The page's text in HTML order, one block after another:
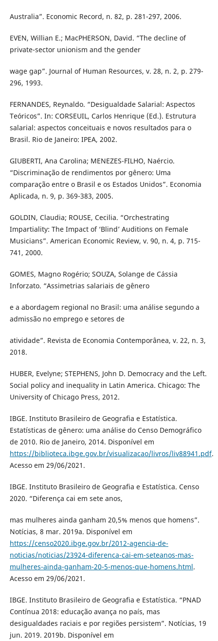
Australia”. Economic Record, n. 82, p. 281-297, 2006.
EVEN, Willian E.; MacPHERSON, David. “The decline of
private-sector unionism and the gender
wage gap”. Journal of Human Resources, v. 28, n. 2, p. 279-
296, 1993.
FERNANDES, Reynaldo. “Desigualdade Salarial: Aspectos
Teóricos”. In: CORSEUIL, Carlos Henrique (Ed.). Estrutura
salarial: aspectos conceituais e novos resultados para o
Brasil. Rio de Janeiro: IPEA, 2002.
GIUBERTI, Ana Carolina; MENEZES-FILHO, Naércio.
“Discriminação de rendimentos por gênero: Uma
comparação entre o Brasil e os Estados Unidos”. Economia
Aplicada, n. 9, p. 369-383, 2005.
GOLDIN, Claudia; ROUSE, Cecilia. “Orchestrating
Impartiality: The Impact of ‘Blind’ Auditions on Female
Musicians”. American Economic Review, v. 90, n. 4, p. 715-
741, 2000.
GOMES, Magno Rogério; SOUZA, Solange de Cássia
Inforzato. “Assimetrias salariais de gênero
e a abordagem regional no Brasil: uma análise segundo a
admissão no emprego e setores de
atividade”. Revista de Economia Contemporânea, v. 22, n. 3,
2018.
HUBER, Evelyne; STEPHENS, John D. Democracy and the Left.
Social policy and inequality in Latin America. Chicago: The
University of Chicago Press, 2012.
IBGE. Instituto Brasileiro de Geografia e Estatística.
Estatísticas de gênero: uma análise do Censo Demográfico
de 2010. Rio de Janeiro, 2014. Disponível em
https://biblioteca.ibge.gov.br/visualizacao/livros/liv88941.pdf.
Acesso em 29/06/2021.
IBGE. Instituto Brasileiro de Geografia e Estatística. Censo
2020. “Diferença cai em sete anos,
mas mulheres ainda ganham 20,5% menos que homens”.
Notícias, 8 mar. 2019a. Disponível em
https://censo2020.ibge.gov.br/2012-agencia-de-
noticias/noticias/23924-diferenca-cai-em-seteanos-mas-
mulheres-ainda-ganham-20-5-menos-que-homens.html.
Acesso em 29/06/2021.
IBGE. Instituto Brasileiro de Geografia e Estatística. “PNAD
Contínua 2018: educação avança no país, mas
desigualdades raciais e por regiões persistem”. Notícias, 19
jun. 2019. 2019b. Disponível em